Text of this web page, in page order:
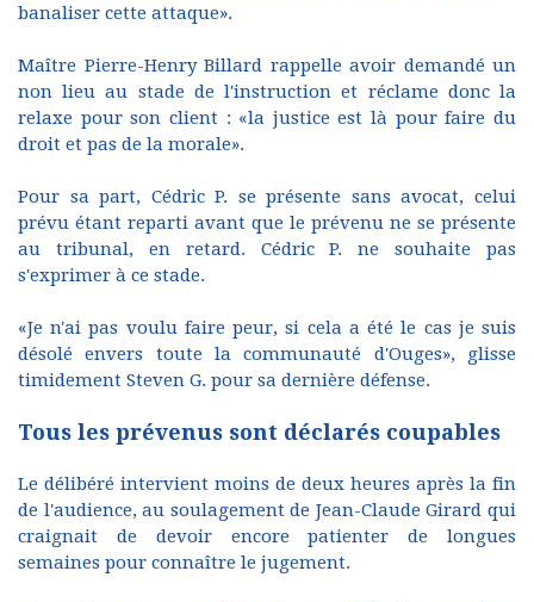
banaliser cette attaque».
Maître Pierre-Henry Billard rappelle avoir demandé un
non lieu au stade de l'instruction et réclame donc la
relaxe pour son client : «la justice est là pour faire du
droit et pas de la morale».
Pour sa part, Cédric P. se présente sans avocat, celui
prévu étant reparti avant que le prévenu ne se présente
au tribunal, en retard. Cédric P. ne souhaite pas
s'exprimer à ce stade.
«Je n'ai pas voulu faire peur, si cela a été le cas je suis
désolé envers toute la communauté d'Ouges», glisse
timidement Steven G. pour sa dernière défense.
Tous les prévenus sont déclarés coupables
Le délibéré intervient moins de deux heures après la fin
de l'audience, au soulagement de Jean-Claude Girard qui
craignait de devoir encore patienter de longues
semaines pour connaître le jugement.